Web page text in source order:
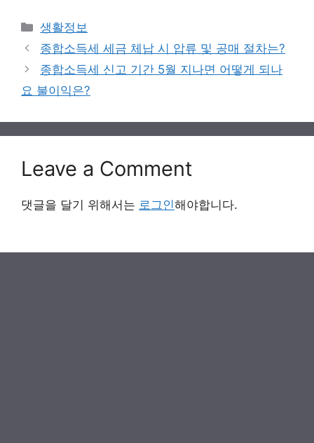
Categories
생활정보
종합소득세 세금 체납 시 압류 및 공매 절차는?
종합소득세 신고 기간 5월 지나면 어떻게 되나
요 불이익은?
Leave a Comment
댓글을 달기 위해서는 로그인해야합니다.